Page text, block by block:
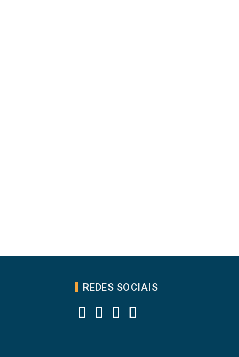
REDES SOCIAIS